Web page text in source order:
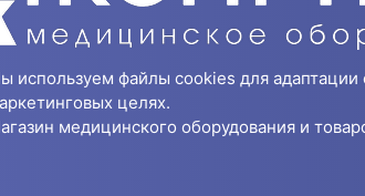
используем файлы cookies для адаптации
целях.
медицинского оборудования и